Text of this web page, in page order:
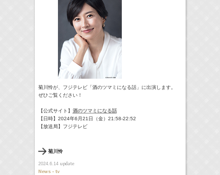
19:30-19:45
Radio)
21:00 -21:30
Radio) 藤田ニコルのニコニチ
菊川怜が、フジテレビ「酒のツマミになる話」に出演します。
ぜひご覧ください！
【公式サイト】 酒のツマミになる話
【日時】2024年6月21日（金）21:58-22:52
【放送局】フジテレビ
菊川怜
2024.6.14update
News - tv